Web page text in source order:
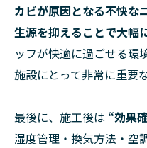
カビが原因となる不快な
生源を抑えることで大幅
ッフが快適に過ごせる環
施設にとって非常に重要
最後に、施工後は “効果
湿度管理・換気方法・空